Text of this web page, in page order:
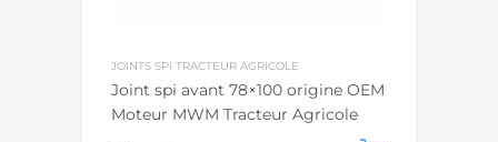
JOINTS SPI TRACTEUR AGRICOLE
Joint spi avant 78×100 origine OEM
Moteur MWM Tracteur Agricole